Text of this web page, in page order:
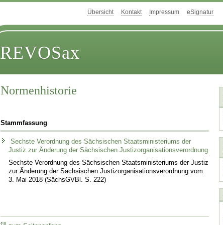
Übersicht Kontakt Impressum eSignatur
REVOSax
Normenhistorie
Stammfassung
Sechste Verordnung des Sächsischen Staatsministeriums der
Justiz zur Änderung der Sächsischen Justizorganisationsverordnung
Sechste Verordnung des Sächsischen Staatsministeriums der Justiz
zur Änderung der Sächsischen Justizorganisationsverordnung vom
3. Mai 2018 (SächsGVBl. S. 222)